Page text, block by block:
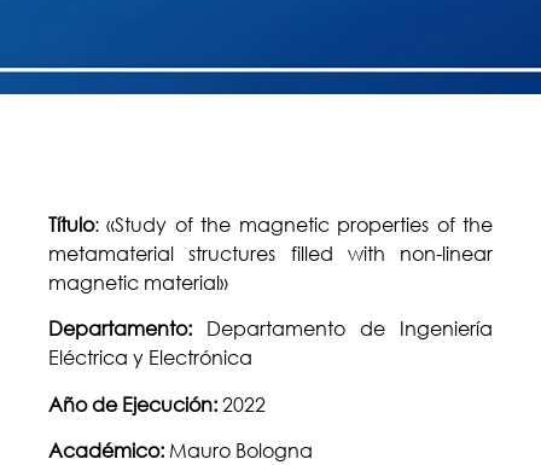
Título: «Study of the magnetic properties of the
metamaterial structures filled with non-linear
magnetic material»
Departamento: Departamento de Ingeniería
Eléctrica y Electrónica
Año de Ejecución: 2022
Académico: Mauro Bologna